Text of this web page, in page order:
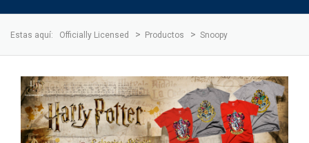
Estas aquí: Officially Licensed > Productos > Snoopy